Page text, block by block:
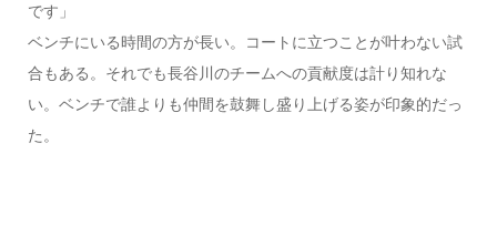
です」
ベンチにいる時間の方が長い。コートに立つことが叶わない試
合もある。それでも長谷川のチームへの貢献度は計り知れな
い。ベンチで誰よりも仲間を鼓舞し盛り上げる姿が印象的だっ
た。